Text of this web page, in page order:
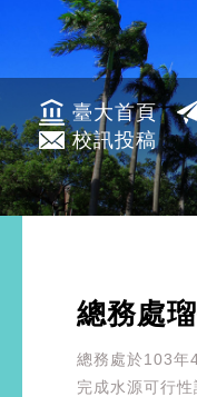
臺大首頁
校訊投稿
總務處
總務處於103年
完成水源可行